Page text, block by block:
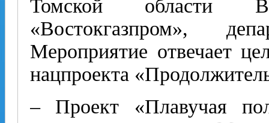
Томской области
«Востокгазпром»,
Мероприятие отвечает
нацпроекта
– Проект «Плавучая